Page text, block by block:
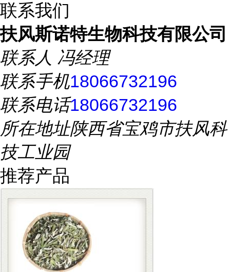
联系我们
扶风斯诺特生物科技有限公司
联系人 冯经理
联系手机18066732196
联系电话18066732196
所在地址陕西省宝鸡市扶风科
技工业园
推荐产品